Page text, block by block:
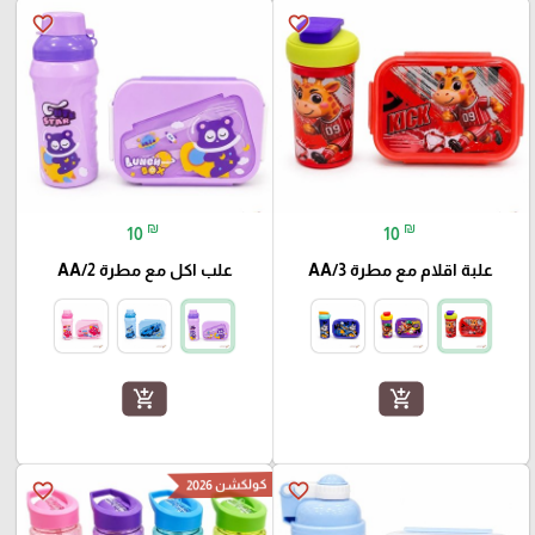
favorite_border
10 ₪
علبة اقلام مع مطرة AA/3
add_shopping_cart
favorite_border
10 ₪
علب اكل مع مطرة AA/2
add_shopping_cart
favorite_border
favorite_border كولكشن 2026